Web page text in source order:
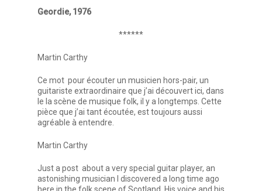
Geordie, 1976
******
Martin Carthy
Ce mot pour écouter un musicien hors-pair, un
guitariste extraordinaire que j’ai découvert ici, dans
le la scène de musique folk, il y a longtemps. Cette
pièce que j’ai tant écoutée, est toujours aussi
agréable à entendre.
Martin Carthy
Just a post about a very special guitar player, an
astonishing musician I discovered a long time ago